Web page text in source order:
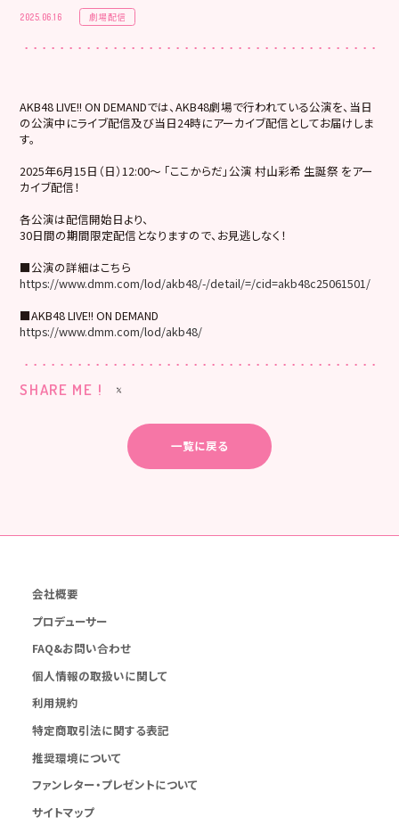
2025.06.16 劇場配信
AKB48 LIVE!! ON DEMANDでは、AKB48劇場で行われている公演を、当日
の公演中にライブ配信及び当日24時にアーカイブ配信としてお届けしま
す。
2025年6月15日（日）12:00～ 「ここからだ」公演 村山彩希 生誕祭 をアー
カイブ配信！
各公演は配信開始日より、
30日間の期間限定配信となりますので、お見逃しなく！
■公演の詳細はこちら
https://www.dmm.com/lod/akb48/-/detail/=/cid=akb48c25061501/
■AKB48 LIVE!! ON DEMAND
https://www.dmm.com/lod/akb48/
SHARE ME !
一覧に戻る
会社概要
プロデューサー
FAQ&お問い合わせ
個人情報の取扱いに関して
利用規約
特定商取引法に関する表記
推奨環境について
ファンレター・プレゼントについて
サイトマップ